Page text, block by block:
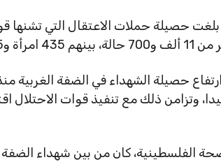
7 أكتوبر/ تشرين أول 2023، بلغت حصيلة حملات الاعتقال التي
طفلًا.
حصيلة الشهداء في الضفة الغربية
الأول الماضي إلى 716 شهيدا، وتزامن ذلك مع تنفيذ قوات